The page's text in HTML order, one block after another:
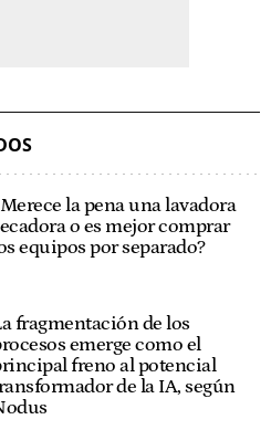
la pena una lavadora
o es mejor comprar
equipos por separado?
fragmentación de los
emerge como el
freno al potencial
de la IA, según